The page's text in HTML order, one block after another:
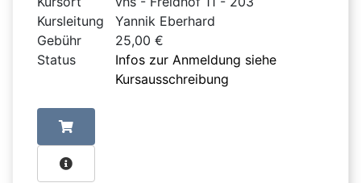
Kursleitung
Yannik Eberhard
Gebühr
25,00 €
Status
Infos zur Anmeldung siehe
Kursausschreibung